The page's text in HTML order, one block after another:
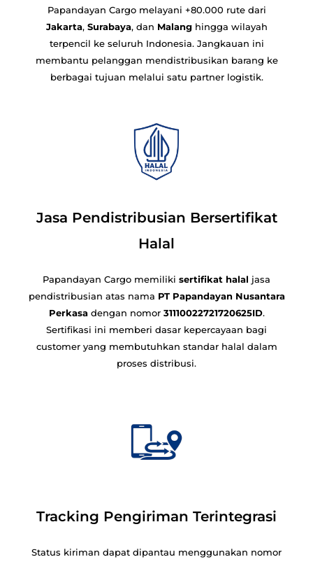
Papandayan Cargo melayani +80.000 rute dari
Jakarta, Surabaya, dan Malanghingga wilayah
terpencil ke seluruh Indonesia. Jangkauan ini
membantu pelanggan mendistribusikan barang ke
berbagai tujuan melalui satu partner logistik.
Jasa Pendistribusian Bersertifikat
Halal
Papandayan Cargo memiliki sertifikat halal jasa
pendistribusian atas nama PT Papandayan Nusantara
Perkasadengan nomor 31110022721720625ID.
Sertifikasi ini memberi dasar kepercayaan bagi
customer yang membutuhkan standar halal dalam
proses distribusi.
Tracking Pengiriman Terintegrasi
Status kiriman dapat dipantau menggunakan nomor